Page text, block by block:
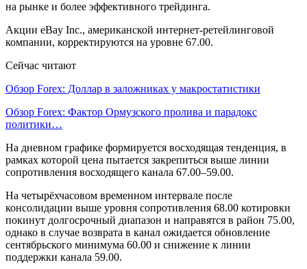
на рынке и более эффективного трейдинга.
Акции eBay Inc., американской интернет-ретейлинговой
компании, корректируются на уровне 67.00.
Сейчас читают
Обзор Forex: Доллар в заложниках у макростатистики
Обзор Forex: Фактор Ормузского пролива и парадокс
политики…
На дневном графике формируется восходящая тенденция, в
рамках которой цена пытается закрепиться выше линии
сопротивления восходящего канала 67.00–59.00.
На четырёхчасовом временном интервале после
консолидации выше уровня сопротивления 68.00 котировки
покинут долгосрочный диапазон и направятся в район 75.00,
однако в случае возврата в канал ожидается обновление
сентябрьского минимума 60.00 и снижение к линии
поддержки канала 59.00.